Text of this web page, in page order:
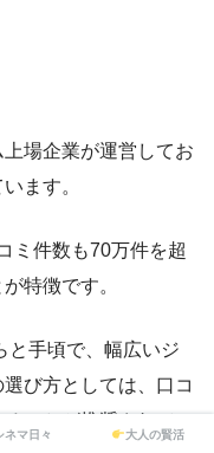
場企業が運営してお
ます。
ミ件数も70万件を超
特徴です。
と手頃で、幅広いジ
び方としては、口コ
ネマ日々 大人の賢活